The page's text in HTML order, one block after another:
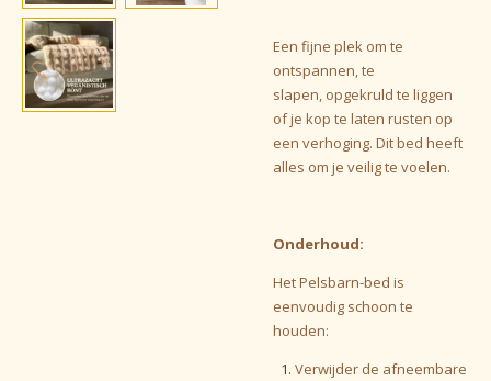
Een fijne plek om te
ontspannen, te
slapen, opgekruld te liggen
of je kop te laten rusten op
een verhoging. Dit bed heeft
alles om je veilig te voelen.
Onderhoud:
Het Pelsbarn-bed is
eenvoudig schoon te
houden:
Verwijder de afneembare